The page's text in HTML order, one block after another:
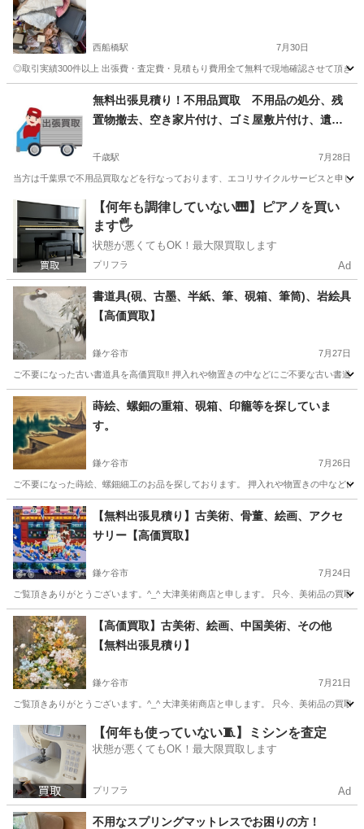
西船橋駅 7月30日
◎取引実績300件以上 出張費・査定費・見積もり費用全て無料で現地確認させて頂き
西船橋駅 不用品買取 買取
無料出張見積り！不用品買取 不用品の処分、残
置物撤去、空き家片付け、ゴミ屋敷片付け、遺品
津市 木更津市 袖ヶ浦市
千歳駅 7月28日
当方は千葉県で不用品買取などを行なっております、エコリサイクルサービスと申し
千葉 南房総市 千歳駅 不用品買取 無料
【何年も調律していない🎹】ピアノを買い
ます🖐️
状態が悪くてもOK！最大限買取します
プリフラ Ad
書道具(硯、古墨、半紙、筆、硯箱、筆筒)、岩絵具
【高価買取】
鎌ケ谷市 7月27日
ご不要になった古い書道具を高価買取‼️ 押入れや物置きの中などにご不要な古い書道
千葉 鎌ケ谷市 不用品買取 買取
蒔絵、螺鈿の重箱、硯箱、印籠等を探していま
す。
鎌ケ谷市 7月26日
ご不要になった蒔絵、螺鈿細工のお品を探しております。 押入れや物置きの中など
千葉 鎌ケ谷市 不用品買取 無料
【無料出張見積り】古美術、骨董、絵画、アクセ
サリー【高価買取】
鎌ケ谷市 7月24日
ご覧頂きありがとうございます。^_^ 大津美術商店と申します。 只今、美術品の買取
千葉 鎌ケ谷市 不用品買取 無料
【高価買取】古美術、絵画、中国美術、その他
【無料出張見積り】
鎌ケ谷市 7月21日
ご覧頂きありがとうございます。^_^ 大津美術商店と申します。 只今、美術品の買取
千葉 鎌ケ谷市 不用品買取 無料
【何年も使っていない🧵】ミシンを査定
状態が悪くてもOK！最大限買取します
プリフラ Ad
不用なスプリングマットレスでお困りの方！